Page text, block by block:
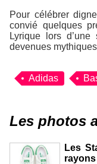
Pour célébrer
convié quelques
Lyrique lors
devenues
Adidas
Les photos
Les
rayons